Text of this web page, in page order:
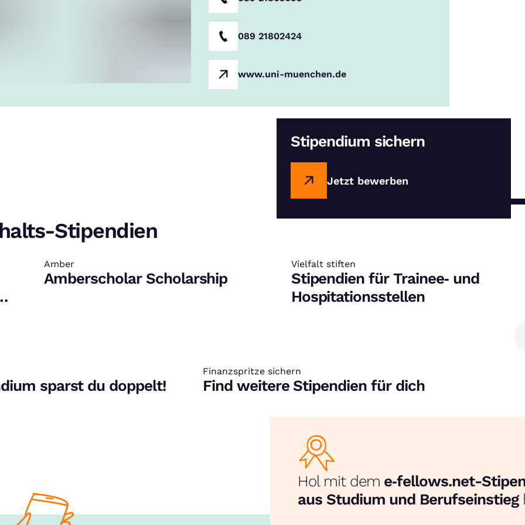
089 21802424
www.uni-muenchen.de
Stipendium sichern
Jetzt bewerben
Stipendien
Amber
:
Amberscholar Scholarship
Vielfalt stiften
:
Stipendien für Trainee‑ und
Hospitationsstellen
sparst du doppelt!
Finanzspritze sichern
:
Find weitere Stipendien für dich
Hol mit dem e‑fellows.net-
aus Studium und Berufseinstieg